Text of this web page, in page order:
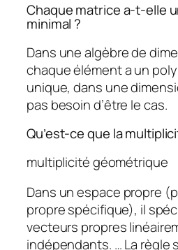
Chaque matrice a-t-elle
minimal ?
Dans une algèbre de
chaque élément a un
unique, dans une
pas besoin d’être le cas.
Qu’est-ce que la
multiplicité géométrique
Dans un espace propre
propre spécifique), il
vecteurs propres
indépendants. … La règle